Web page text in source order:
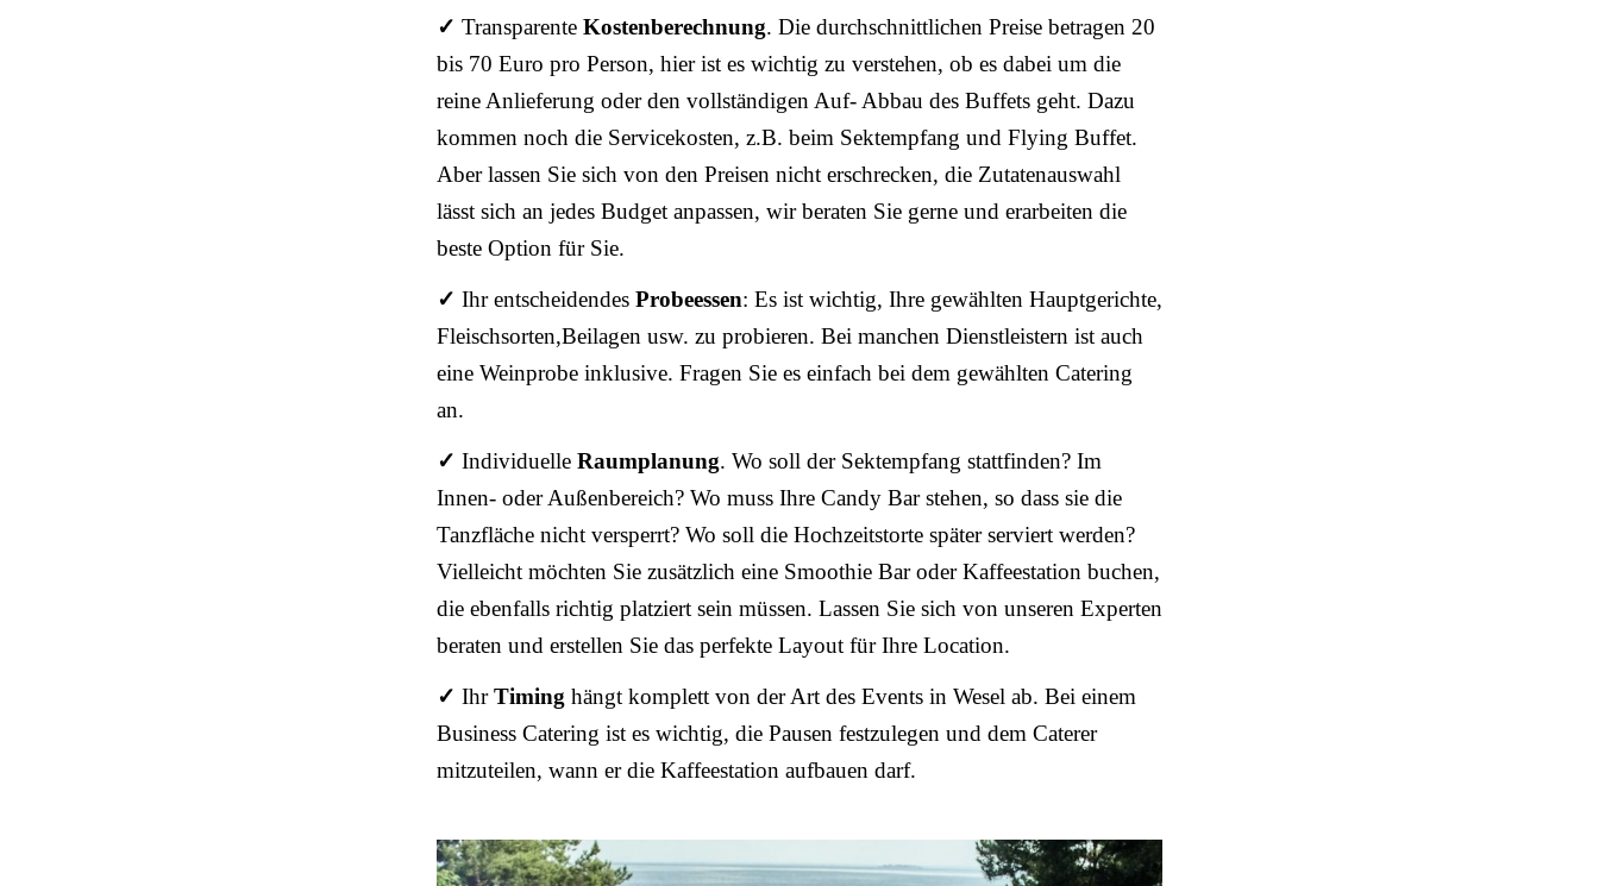
✓ Transparente Kostenberechnung. Die durchschnittlichen Preise betragen 20
bis 70 Euro pro Person, hier ist es wichtig zu verstehen, ob es dabei um die
reine Anlieferung oder den vollständigen Auf- Abbau des Buffets geht. Dazu
kommen noch die Servicekosten, z.B. beim Sektempfang und Flying Buffet.
Aber lassen Sie sich von den Preisen nicht erschrecken, die Zutatenauswahl
lässt sich an jedes Budget anpassen, wir beraten Sie gerne und erarbeiten die
beste Option für Sie.
✓ Ihr entscheidendes Probeessen: Es ist wichtig, Ihre gewählten Hauptgerichte,
Fleischsorten,Beilagen usw. zu probieren. Bei manchen Dienstleistern ist auch
eine Weinprobe inklusive. Fragen Sie es einfach bei dem gewählten Catering
an.
✓ Individuelle Raumplanung. Wo soll der Sektempfang stattfinden? Im
Innen- oder Außenbereich? Wo muss Ihre Candy Bar stehen, so dass sie die
Tanzfläche nicht versperrt? Wo soll die Hochzeitstorte später serviert werden?
Vielleicht möchten Sie zusätzlich eine Smoothie Bar oder Kaffeestation buchen,
die ebenfalls richtig platziert sein müssen. Lassen Sie sich von unseren Experten
beraten und erstellen Sie das perfekte Layout für Ihre Location.
✓ IhrTiming hängt komplett von der Art des Events in Wesel ab. Bei einem
Business Catering ist es wichtig, die Pausen festzulegen und dem Caterer
mitzuteilen, wann er die Kaffeestation aufbauen darf.